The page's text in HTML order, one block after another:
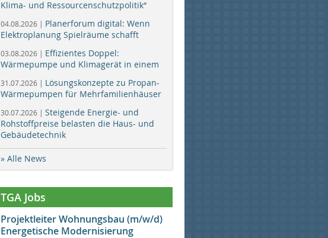
Klima- und Ressourcenschutzpolitik“
04.08.2026 | Planerforum digital: Wenn
Elektroplanung Spielräume schafft
03.08.2026 | Effizientes Doppel:
Wärmepumpe und Klimagerät in einem
31.07.2026 | Lösungskonzepte zu Propan-
Wärmepumpen für Mehrfamilienhäuser
30.07.2026 | Steigende Energie- und
Rohstoffpreise belasten die Haus- und
Gebäudetechnik
» Alle News
TGA Jobs
Projektleiter Wohnungsbau (m/w/d)
Energetische Modernisierung